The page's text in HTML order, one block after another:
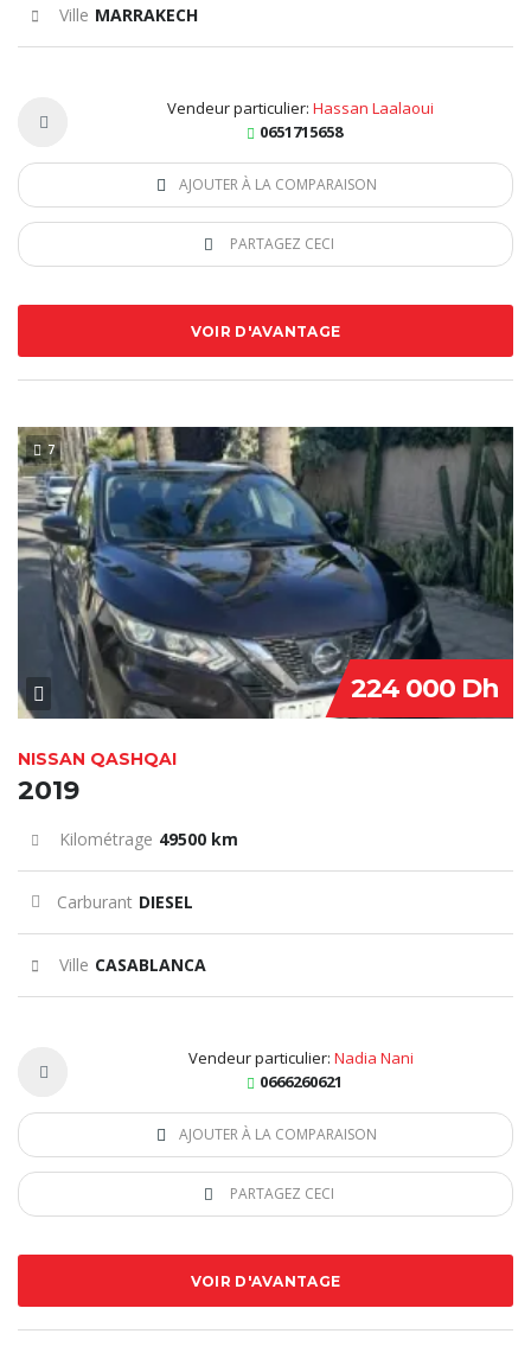
Ville MARRAKECH
Vendeur particulier: Hassan Laalaoui
0651715658
AJOUTER À LA COMPARAISON
PARTAGEZ CECI
VOIR D'AVANTAGE
7
224 000 Dh
NISSAN QASHQAI
2019
Kilométrage 49500 km
Carburant DIESEL
Ville CASABLANCA
Vendeur particulier: Nadia Nani
0666260621
AJOUTER À LA COMPARAISON
PARTAGEZ CECI
VOIR D'AVANTAGE